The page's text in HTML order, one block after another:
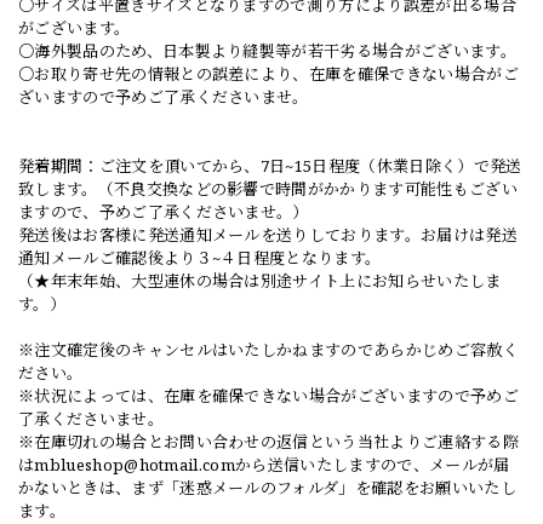
○サイズは平置きサイズとなりますので測り方により誤差が出る場合
がございます。
○海外製品のため、日本製より縫製等が若干劣る場合がございます。
○お取り寄せ先の情報との誤差により、在庫を確保できない場合がご
ざいますので予めご了承くださいませ。
発着期間：ご注文を頂いてから、7日~15日程度（休業日除く）で発送
致します。（不良交換などの影響で時間がかかります可能性もござい
ますので、予めご了承くださいませ。）
発送後はお客様に発送通知メールを送りしております。お届けは発送
通知メールご確認後より３~４日程度となります。
（★年末年始、大型連休の場合は別途サイト上にお知らせいたしま
す。）
※注文確定後のキャンセルはいたしかねますのであらかじめご容赦く
ださい。
※状況によっては、在庫を確保できない場合がございますので予めご
了承くださいませ。
※在庫切れの場合とお問い合わせの返信という当社よりご連絡する際
はmblueshop@hotmail.comから送信いたしますので、メールが届
かないときは、まず「迷惑メールのフォルダ」を確認をお願いいたし
ます。